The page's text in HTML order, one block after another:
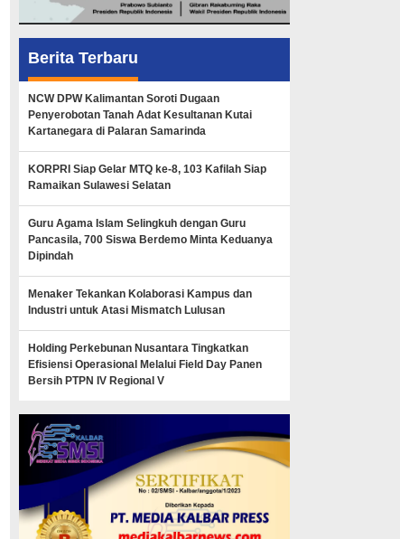
Berita Terbaru
NCW DPW Kalimantan Soroti Dugaan
Penyerobotan Tanah Adat Kesultanan Kutai
Kartanegara di Palaran Samarinda
KORPRI Siap Gelar MTQ ke-8, 103 Kafilah Siap
Ramaikan Sulawesi Selatan
Guru Agama Islam Selingkuh dengan Guru
Pancasila, 700 Siswa Berdemo Minta Keduanya
Dipindah
Menaker Tekankan Kolaborasi Kampus dan
Industri untuk Atasi Mismatch Lulusan
Holding Perkebunan Nusantara Tingkatkan
Efisiensi Operasional Melalui Field Day Panen
Bersih PTPN IV Regional V